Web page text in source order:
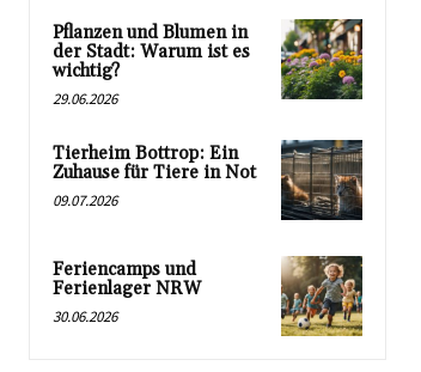
Pflanzen und Blumen in
der Stadt: Warum ist es
wichtig?
29.06.2026
Tierheim Bottrop: Ein
Zuhause für Tiere in Not
09.07.2026
Feriencamps und
Ferienlager NRW
30.06.2026